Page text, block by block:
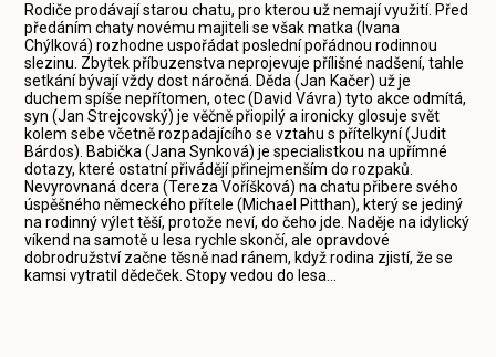
Rodiče prodávají starou chatu, pro kterou už nemají využití. Před
předáním chaty novému majiteli se však matka (Ivana
Chýlková) rozhodne uspořádat poslední pořádnou rodinnou
slezinu. Zbytek příbuzenstva neprojevuje přílišné nadšení, tahle
setkání bývají vždy dost náročná. Děda (Jan Kačer) už je
duchem spíše nepřítomen, otec (David Vávra) tyto akce odmítá,
syn (Jan Strejcovský) je věčně přiopilý a ironicky glosuje svět
kolem sebe včetně rozpadajícího se vztahu s přítelkyní (Judit
Bárdos). Babička (Jana Synková) je specialistkou na upřímné
dotazy, které ostatní přivádějí přinejmenším do rozpaků.
Nevyrovnaná dcera (Tereza Voříšková) na chatu přibere svého
úspěšného německého přítele (Michael Pitthan), který se jediný
na rodinný výlet těší, protože neví, do čeho jde. Naděje na idylický
víkend na samotě u lesa rychle skončí, ale opravdové
dobrodružství začne těsně nad ránem, když rodina zjistí, že se
kamsi vytratil dědeček. Stopy vedou do lesa…